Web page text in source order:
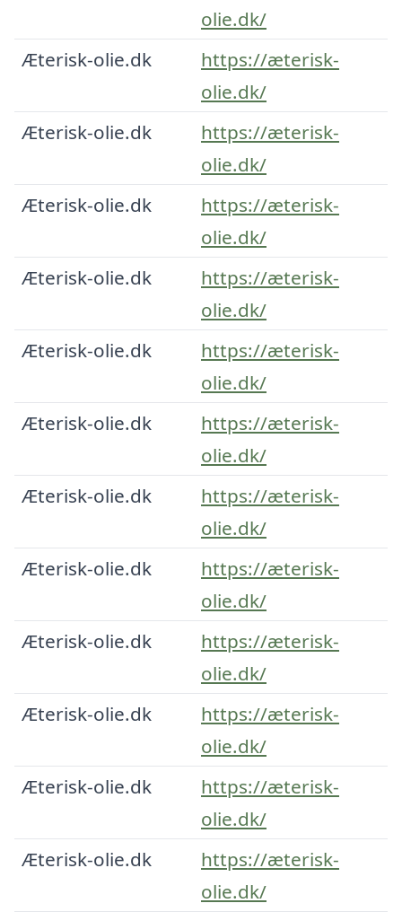
olie.dk/
Æterisk-olie.dk
https://æterisk-
olie.dk/
Æterisk-olie.dk
https://æterisk-
olie.dk/
Æterisk-olie.dk
https://æterisk-
olie.dk/
Æterisk-olie.dk
https://æterisk-
olie.dk/
Æterisk-olie.dk
https://æterisk-
olie.dk/
Æterisk-olie.dk
https://æterisk-
olie.dk/
Æterisk-olie.dk
https://æterisk-
olie.dk/
Æterisk-olie.dk
https://æterisk-
olie.dk/
Æterisk-olie.dk
https://æterisk-
olie.dk/
Æterisk-olie.dk
https://æterisk-
olie.dk/
Æterisk-olie.dk
https://æterisk-
olie.dk/
Æterisk-olie.dk
https://æterisk-
olie.dk/